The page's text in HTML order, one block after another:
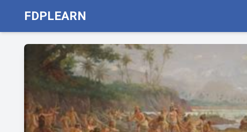
FDPLEARN